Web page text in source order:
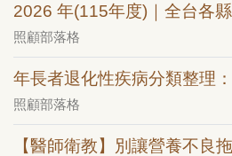
2026 年(115年度)｜全台各
照顧部落格
年長者退化性疾病分類整理
照顧部落格
【醫師衛教】別讓營養不良